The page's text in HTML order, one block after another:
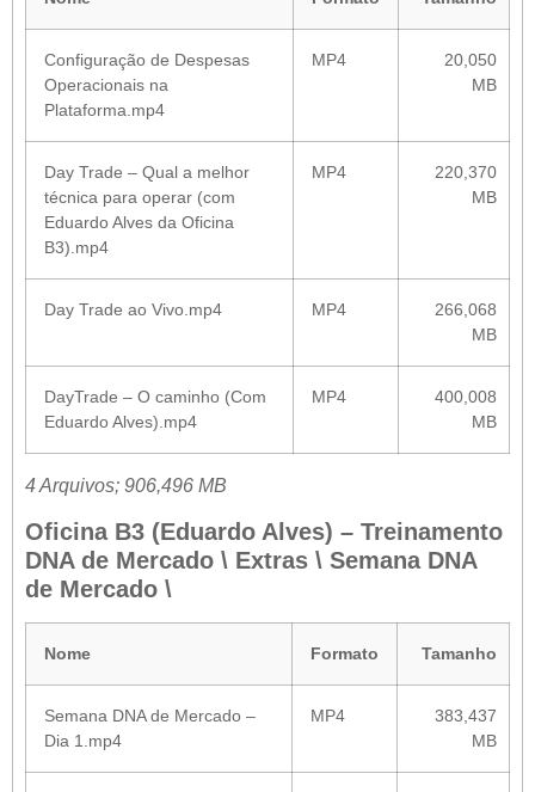
Configuração de Despesas
Operacionais na
Plataforma.mp4
MP4
20,050
MB
Day Trade – Qual a melhor
técnica para operar (com
Eduardo Alves da Oficina
B3).mp4
MP4
220,370
MB
Day Trade ao Vivo.mp4 MP4
266,068
MB
DayTrade – O caminho (Com
Eduardo Alves).mp4
MP4
400,008
MB
4 Arquivos; 906,496 MB
Oficina B3 (Eduardo Alves) – Treinamento
DNA de Mercado \ Extras \ Semana DNA
de Mercado \
Nome Formato Tamanho
Semana DNA de Mercado –
Dia 1.mp4
MP4
383,437
MB